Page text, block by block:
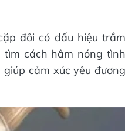
đôi có dấu hiệu trầm
tìm cách hâm nóng tình
cảm xúc yêu đương